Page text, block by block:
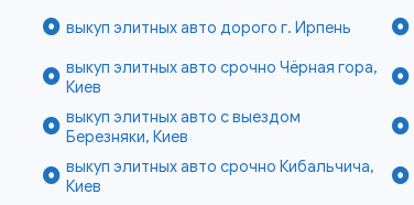
выкуп элитных авто дорого г. Ирпень
выкуп элитных авто срочно Чёрная гора,
Киев
выкуп элитных авто с выездом
Березняки, Киев
выкуп элитных авто срочно Кибальчича,
Киев